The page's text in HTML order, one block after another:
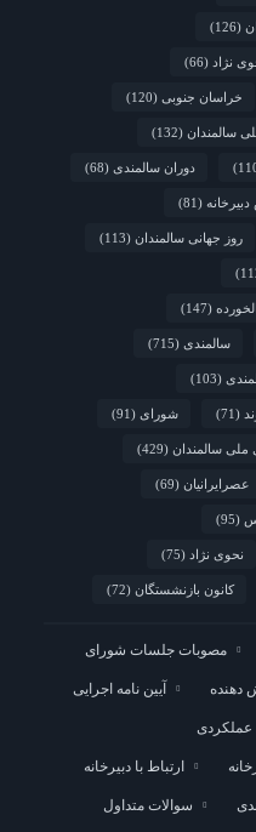
(126)
نژاد (66)
خراسان جنوبی (120)
سالمندان (132)
دوران سالمندی (68)
(81)
روز جهانی سالمندان (113)
(147)
سالمندی (715)
(103)
(71) شورای (91)
ملی سالمندان (429)
عصرایرانیان (69)
(95)
نحوی نژاد (75)
کانون بازنشستگان (72)
مصوبات جلسات شورای
دهنده آیین نامه اجرایی
عملکردی
ارتباط با دبیرخانه
سوالات متداول